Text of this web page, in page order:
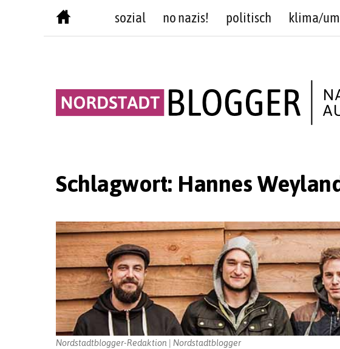
sozial no nazis! politisch klima/
Schlagwort: Hannes
Nordstadtblogger-Redaktion | Nordstadtblogger